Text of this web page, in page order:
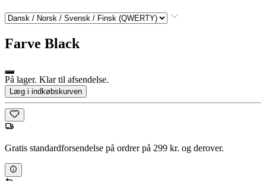
Farve Black
På lager. Klar til afsendelse.
Læg i indkøbskurven
Gratis standardforsendelse på ordrer på 299 kr. og derover.